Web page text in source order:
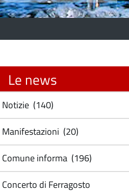
Le news
Notizie (140)
Manifestazioni (20)
Comune informa (196)
Concerto di Ferragosto